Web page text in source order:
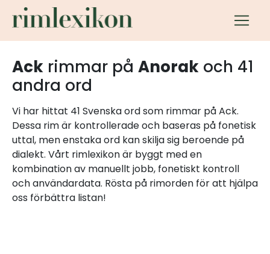
Ack rimmar på Anorak och 41
andra ord
Vi har hittat 41 Svenska ord som rimmar på Ack.
Dessa rim är kontrollerade och baseras på fonetisk
uttal, men enstaka ord kan skilja sig beroende på
dialekt. Vårt rimlexikon är byggt med en
kombination av manuellt jobb, fonetiskt kontroll
och användardata. Rösta på rimorden för att hjälpa
oss förbättra listan!